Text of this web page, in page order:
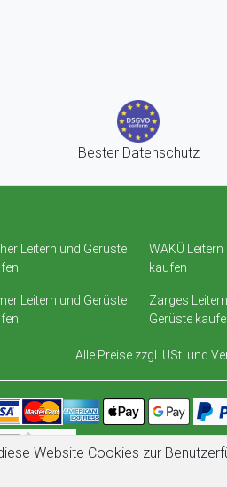
Bester Datenschutz
Leitern und Gerüste
Leitern und Gerüste
WAKÜ
kaufen
Zarges
Gerüste
Alle Preise zzgl. USt. und
Website Cookies zur